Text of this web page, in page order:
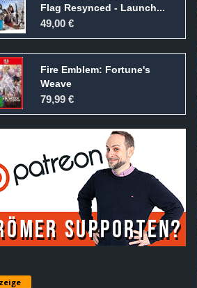
Flag Resynced - Launch...
49,00 €
Fire Emblem: Fortune's
Weave
79,99 €